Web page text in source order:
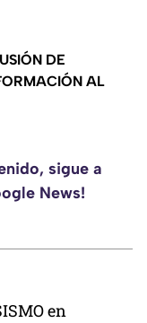
DE
AL
sigue a
News!
en